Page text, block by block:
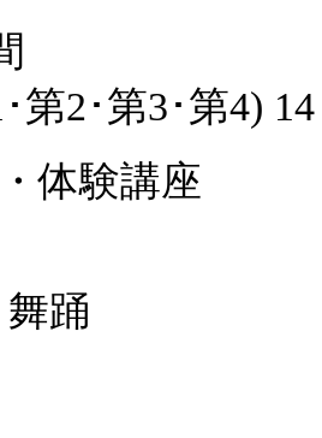
第2･第3･第4)
体験講座
踊